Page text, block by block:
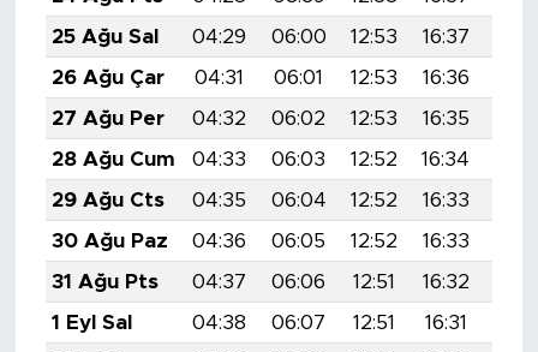
25 Ağu Sal
04:29 06:00 12:53 16:37
26 Ağu Çar
04:31 06:01 12:53 16:36
27 Ağu Per
04:32 06:02 12:53 16:35
28 Ağu Cum
04:33 06:03 12:52 16:34
29 Ağu Cts
04:35 06:04 12:52 16:33
30 Ağu Paz
04:36 06:05 12:52 16:33
31 Ağu Pts
04:37 06:06 12:51 16:32
1 Eyl Sal
04:38 06:07 12:51 16:31